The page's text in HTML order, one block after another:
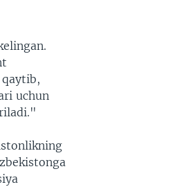
uchun